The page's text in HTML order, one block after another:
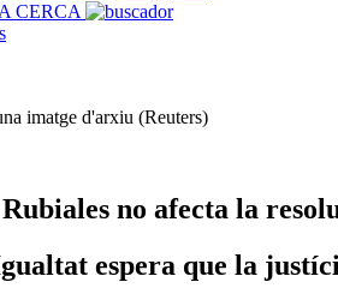
CERCA
imatge d'arxiu (Reuters)
no afecta la
espera que la